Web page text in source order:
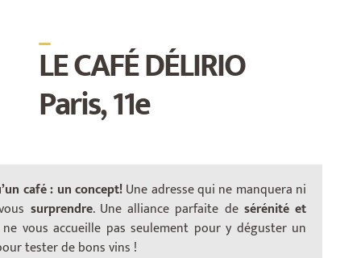
_
LE CAFÉ DÉLIRIO
Paris, 11e
café : un concept!Une adresse qui ne manquera ni
surprendre. Une alliance parfaite desérénité et
vous accueille pas seulement pour y déguster un
tester de bons vins !
Cette adresse propre3 ambiances, toutes aussi